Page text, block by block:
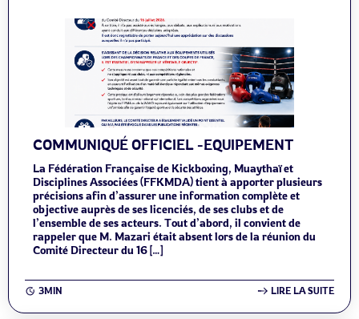
COMMUNIQUÉ OFFICIEL -EQUIPEMENT
La Fédération Française de Kickboxing, Muaythaï et
Disciplines Associées (FFKMDA) tient à apporter plusieurs
précisions afin d’assurer une information complète et
objective auprès de ses licenciés, de ses clubs et de
l’ensemble de ses acteurs. Tout d’abord, il convient de
rappeler que M. Mazari était absent lors de la réunion du
Comité Directeur du 16 […]
3MIN LIRE LA SUITE